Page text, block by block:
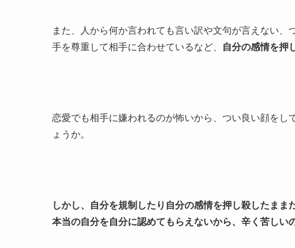
また、人から何か言われても言い訳や文句が言えない
手を尊重して相手に合わせているなど、
自分の感情を押
恋愛でも相手に嫌われるのが怖いから、つい良い顔を
ょうか。
しかし、自分を規制したり自分の感情を押し殺したまま
本当の自分を自分に認めてもらえないから、辛く苦しい